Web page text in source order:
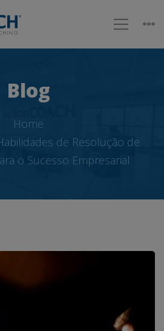
Blog
Home
de Resolução de
o Sucesso Empresarial